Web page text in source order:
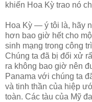
khiến Hoa Kỳ trao nó
Hoa Kỳ — ý tôi là, hãy
hơn bao giờ hết cho
sinh mạng trong công
Chúng ta đã bị đối xử
ra không bao giờ nên
Panama với chúng ta
và tinh thần của hiệp
toàn. Các tàu của Mỹ